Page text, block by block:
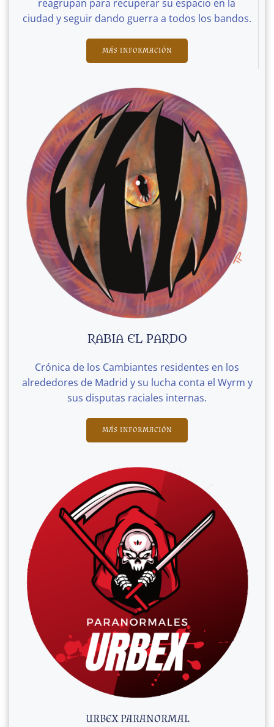
reagrupan para recuperar su espacio en la
ciudad y seguir dando guerra a todos los bandos.
MÁS INFORMACIÓN
RABIA EL PARDO
Crónica de los Cambiantes residentes en los
alrededores de Madrid y su lucha conta el Wyrm y
sus disputas raciales internas.
MÁS INFORMACIÓN
URBEX PARANORMAL